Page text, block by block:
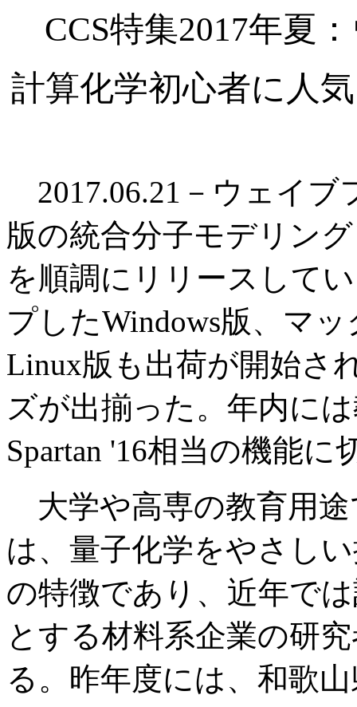
CCS特集2017年夏
計算化学初心者に人
2017.06.21－ウェイブ
版の統合分子モデリン
を順調にリリースして
プしたWindows版、マ
Linux版も出荷が開始さ
ズが出揃った。年内に
Spartan '16相当の機能に
大学や高専の教育用途
は、量子化学をやさし
の特徴であり、近年で
とする材料系企業の研
る。昨年度には、和歌